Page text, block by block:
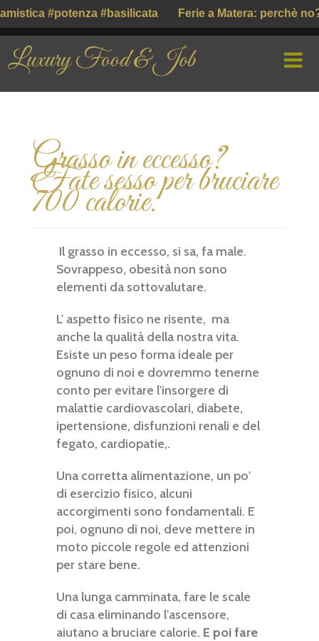
#potenza #basilicata Ferie a Matera: perchè
Luxury Food & Job
PROFILE COMPANY
GUSTO ITALIANO ( ІТАЛІЙСЬКИЙ СМАК )
Grasso in eccesso?
Fate sesso per bruciare
700 calorie.
Il grasso in eccesso, si sa, fa male.
Sovrappeso, obesità non sono
elementi da sottovalutare.
L' aspetto fisico ne risente, ma
anche la qualità della nostra vita.
Esiste un peso forma ideale per
ognuno di noi e dovremmo tenerne
conto per evitare l'insorgere di
malattie cardiovascolari, diabete,
ipertensione, disfunzioni renali e del
fegato, cardiopatie,.
Una corretta alimentazione, un po'
di esercizio fisico, alcuni
accorgimenti sono fondamentali. E
poi, ognuno di noi, deve mettere in
moto piccole regole ed attenzioni
per stare bene.
Una lunga camminata, fare le scale
di casa eliminando l'ascensore,
aiutano a bruciare calorie. E poi fare